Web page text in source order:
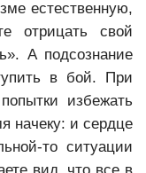
естественную,
отрицать свой
А подсознание
в бой. При
избежать
начеку: и сердце
то ситуации
вид, что все в